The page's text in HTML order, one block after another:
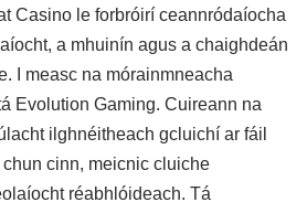
Casino le forbróirí ceannródaíocha
a mhuinín agus a chaighdeán
I measc na mórainmneacha
Evolution Gaming. Cuireann na
ilghnéitheach gcluichí ar fáil
cinn, meicnic cluiche
réabhlóideach. Tá